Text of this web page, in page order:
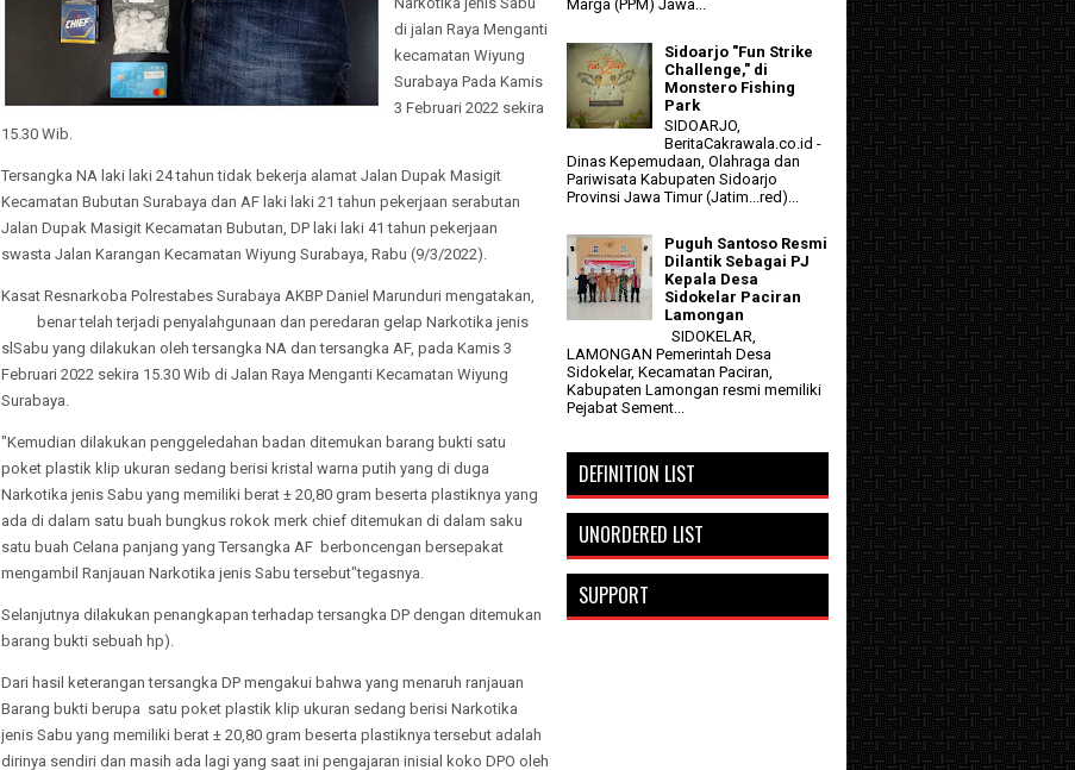
di jalan Raya Menganti
kecamatan Wiyung
Surabaya Pada Kamis
3 Februari 2022 sekira
15.30 Wib.
Tersangka NA laki laki 24 tahun tidak bekerja alamat Jalan Dupak Masigit
Kecamatan Bubutan Surabaya dan AF laki laki 21 tahun pekerjaan serabutan
Jalan Dupak Masigit Kecamatan Bubutan, DP laki laki 41 tahun pekerjaan
swasta Jalan Karangan Kecamatan Wiyung Surabaya, Rabu (9/3/2022).
Kasat Resnarkoba Polrestabes Surabaya AKBP Daniel Marunduri mengatakan,
benar telah terjadi penyalahgunaan dan peredaran gelap Narkotika jenis
slSabu yang dilakukan oleh tersangka NA dan tersangka AF, pada Kamis 3
Februari 2022 sekira 15.30 Wib di Jalan Raya Menganti Kecamatan Wiyung
Surabaya.
"Kemudian dilakukan penggeledahan badan ditemukan barang bukti satu
poket plastik klip ukuran sedang berisi kristal warna putih yang di duga
Narkotika jenis Sabu yang memiliki berat ± 20,80 gram beserta plastiknya yang
ada di dalam satu buah bungkus rokok merk chief ditemukan di dalam saku
satu buah Celana panjang yang Tersangka AF berboncengan bersepakat
mengambil Ranjauan Narkotika jenis Sabu tersebut"tegasnya.
Selanjutnya dilakukan penangkapan terhadap tersangka DP dengan ditemukan
barang bukti sebuah hp).
Dari hasil keterangan tersangka DP mengakui bahwa yang menaruh ranjauan
Barang bukti berupa satu poket plastik klip ukuran sedang berisi Narkotika
jenis Sabu yang memiliki berat ± 20,80 gram beserta plastiknya tersebut adalah
dirinya sendiri dan masih ada lagi yang saat ini pengajaran inisial koko DPO oleh
Marga (PPM) Jawa...
Sidoarjo "Fun Strike
Challenge," di
Monstero Fishing
Park
SIDOARJO,
BeritaCakrawala.co.id -
Dinas Kepemudaan, Olahraga dan
Pariwisata Kabupaten Sidoarjo
Provinsi Jawa Timur (Jatim...red)...
Puguh Santoso Resmi
Dilantik Sebagai PJ
Kepala Desa
Sidokelar Paciran
Lamongan
SIDOKELAR,
LAMONGAN Pemerintah Desa
Sidokelar, Kecamatan Paciran,
Kabupaten Lamongan resmi memiliki
Pejabat Sement...
DEFINITION LIST
UNORDERED LIST
SUPPORT